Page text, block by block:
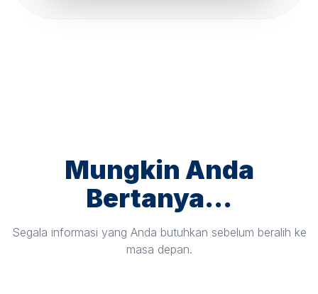
Mungkin Anda
Bertanya...
Segala informasi yang Anda butuhkan sebelum beralih ke
masa depan.